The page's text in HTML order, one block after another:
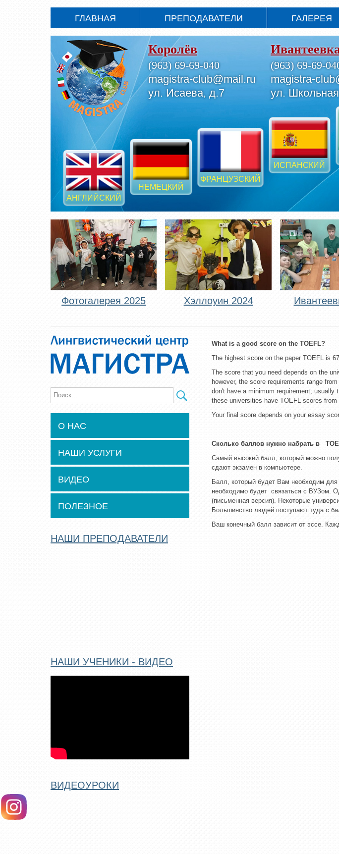
ГЛАВНАЯ ПРЕПОДАВАТЕЛИ ГАЛЕРЕЯ
АНГЛИЙСКИЙ
НЕМЕЦКИЙ
ФРАНЦУЗСКИЙ
ИСПАНСКИЙ
Королёв
(963) 69-69-040
magistra-club@mail.ru
ул. Исаева, д.7
(963) 69-69-
magistra-
ул.
Фотогалерея 2025 Хэллоуин 2024
What is a good score on the TOEFL?
The highest score on the paper TOEFL is
The score that you need depends on the
however, the score requirements range
don't have a minimum requirement;
these universities have TOEFL scores from
Your final score depends on your essay
Сколько баллов нужно набрать в
Самый высокий балл, который можно
сдают экзамен в компьютере.
Балл, который будет Вам необходим для
необходимо будет связаться с ВУЗом.
(письменная версия). Некоторые
Большинство людей поступают туда с
Ваш конечный балл зависит от эссе.
О НАС
НАШИ УСЛУГИ
ВИДЕО
ПОЛЕЗНОЕ
НАШИ ПРЕПОДАВАТЕЛИ
НАШИ УЧЕНИКИ - ВИДЕО
ВИДЕОУРОКИ